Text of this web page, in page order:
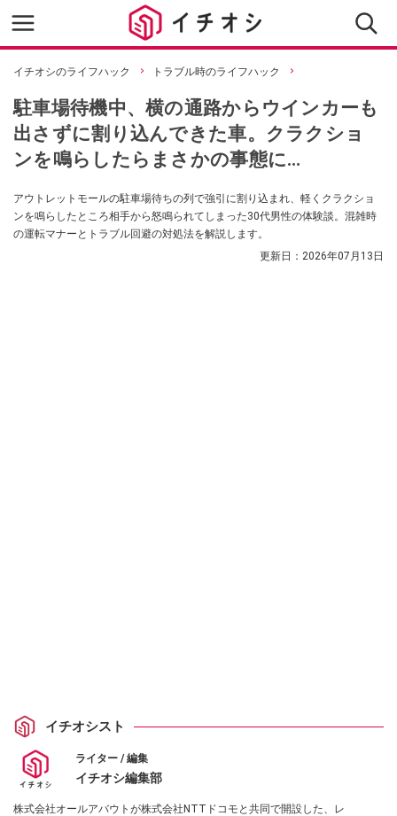
イチオシのライフハック トラブル時のライフハック
駐車場待機中、横の通路からウインカーも
出さずに割り込んできた車。クラクショ
ンを鳴らしたらまさかの事態に…
アウトレットモールの駐車場待ちの列で強引に割り込まれ、軽くクラクショ
ンを鳴らしたところ相手から怒鳴られてしまった30代男性の体験談。混雑時
の運転マナーとトラブル回避の対処法を解説します。
更新日： 2026年07月13日
イチオシスト
ライター / 編集
イチオシ編集部
株式会社オールアバウトが株式会社NTTドコモと共同で開設した、レ